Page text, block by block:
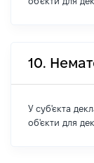
10.
У суб'єкта
об'єкти для